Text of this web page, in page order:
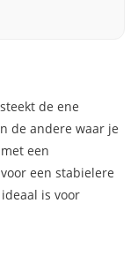
de ene
de andere waar je
een
een stabielere
is voor